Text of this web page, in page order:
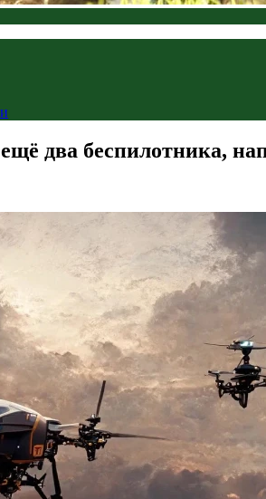
два беспилотника,